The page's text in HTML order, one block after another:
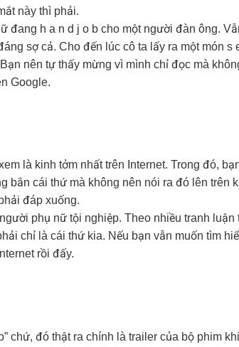
này thì phải.
đang h a n d j o b cho một người đàn ông.
sợ cả. Cho đến lúc cô ta lấy ra một món
nên tự thấy mừng vì mình chỉ đọc mà
Google.
là kinh tởm nhất trên Internet. Trong đó,
bắn cái thứ mà không nên nói ra đó lên trên
đáp xuống.
phụ nữ tội nghiệp. Theo nhiều tranh
chỉ là cái thứ kia. Nếu bạn vẫn muốn tìm
rồi đấy.
chứ, đó thật ra chính là trailer của bộ phim